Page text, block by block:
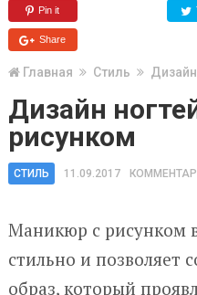
Pin it
Share
Главная Стиль
Дизайн
рисунком
СТИЛЬ 11.09.2017
Маникюр с рисунком
стильно и позволяет
образ, который